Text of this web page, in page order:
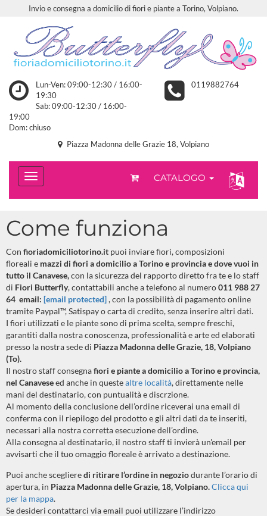
Invio e consegna a domicilio di fiori e piante a Torino, Volpiano.
Lun-Ven: 09:00-12:30 / 16:00-
19:30
Sab: 09:00-12:30 / 16:00-
19:00
Dom: chiuso
0119882764
Piazza Madonna delle Grazie 18, Volpiano
CATALOGO
Come funziona
Con fioriadomiciliotorino.it puoi inviare fiori, composizioni
floreali e mazzi di fiori a domicilio a Torino e provincia e dove vuoi in
tutto il Canavese,con la sicurezza del rapporto diretto fra te e lo staff
di Fiori Butterfly, contattabili anche a telefono al numero011 988 27
64 email: [email protected], con la possibilità di pagamento online
tramite Paypal™, Satispay o carta di credito, senza inserire altri dati.
I fiori utilizzati e le piante sono di prima scelta, sempre freschi,
garantiti dalla nostra conoscenza, professionalità e arte ed elaborati
presso la nostra sede di Piazza Madonna delle Grazie, 18, Volpiano
(To).
Il nostro staff consegnafiori e piante a domicilio a Torino e provincia,
nel Canaveseed anche in questealtre località, direttamente nelle
mani del destinatario, con puntualità e discrzione.
Al momento della conclusione dell’ordine riceverai una email di
conferma con il riepilogo del prodotto e gli altri dati da te inseriti,
necessari alla nostra corretta esecuzione dell’ordine.
Alla consegna al destinatario, il nostro staff ti invierà un'email per
avvisarti che il tuo omaggio floreale è arrivato a destinazione.
Puoi anche sceglieredi ritirare l’ordine in negoziodurante l’orario di
apertura, in Piazza Madonna delle Grazie, 18, Volpiano.Clicca qui
per la mappa.
Se desideri contattarci via email puoi utilizzare l’indirizzo